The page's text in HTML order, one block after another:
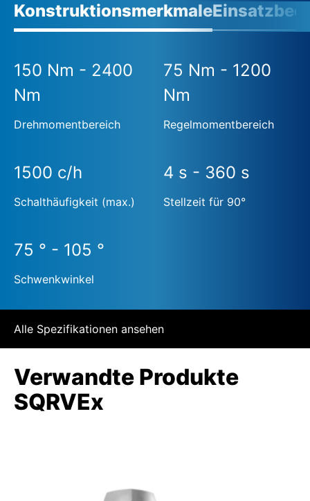
Konstruktionsmerkmale
150 Nm - 2400
Nm
Drehmomentbereich
75 Nm - 1200
Nm
Regelmomentbereich
1500 c/h
Schalthäufigkeit (max.)
4 s - 360 s
Stellzeit für 90°
75 ° - 105 °
Schwenkwinkel
Alle Spezifikationen ansehen
Verwandte Produkte
SQRVEx